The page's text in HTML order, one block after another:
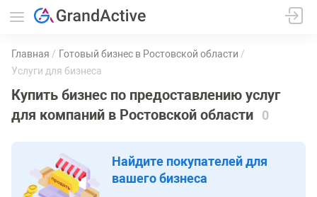
Главная
Готовый бизнес в Ростовской области
Услуги для бизнеса
Купить бизнес по предоставлению услуг
для компаний в Ростовской области
0
Найдите покупателей для
вашего бизнеса